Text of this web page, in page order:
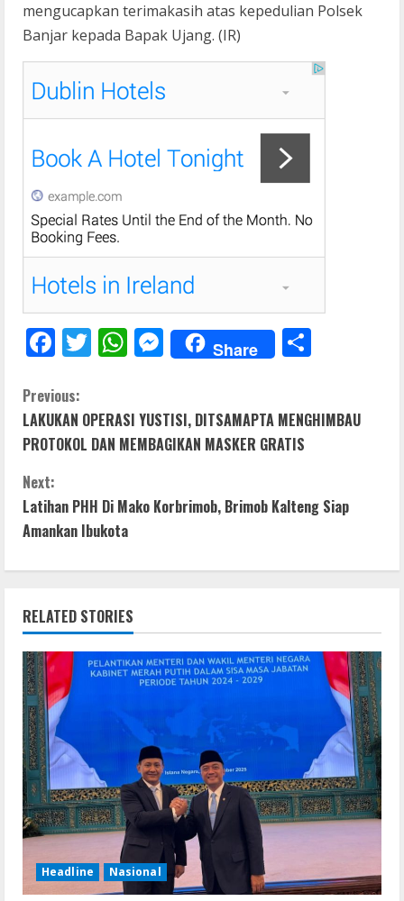
mengucapkan terimakasih atas kepedulian Polsek
Banjar kepada Bapak Ujang. (IR)
F
e
b
o
k
T
er
W
s
A
p
M
e
e
n
er
Share
e
C
o
n
t
u
e
R
e
a
d
i
Previous:
LAKUKAN OPERASI YUSTISI, DITSAMAPTA MENGHIMBAU
PROTOKOL DAN MEMBAGIKAN MASKER GRATIS
Next:
Latihan PHH Di Mako Korbrimob, Brimob Kalteng Siap
Amankan Ibukota
RELATED STORIES
Headline Nasional